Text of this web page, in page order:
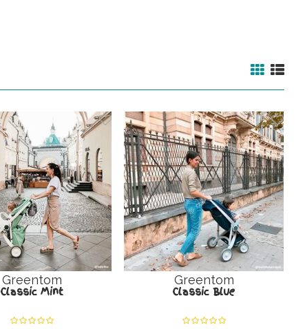
Greentom
Classic Mint
Greentom
Classic Blue